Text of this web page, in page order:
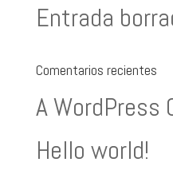
Entrada
Comentarios recientes
A WordPress
Hello world!